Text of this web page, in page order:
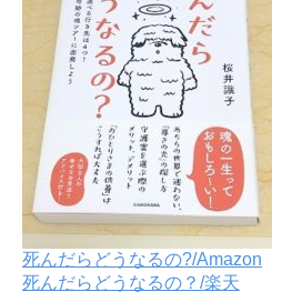
死んだらどうなるの?/Amazon
死んだらどうなるの？/楽天